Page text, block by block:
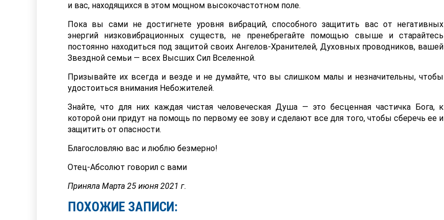
и вас, находящихся в этом мощном высокочастотном поле.
Пока вы сами не достигнете уровня вибраций, способного защитить вас от негативных
энергий низковибрационных существ, не пренебрегайте помощью свыше и старайтесь
постоянно находиться под защитой своих Ангелов-Хранителей, Духовных проводников, вашей
Звездной семьи — всех Высших Сил Вселенной.
Призывайте их всегда и везде и не думайте, что вы слишком малы и незначительны, чтобы
удостоиться внимания Небожителей.
Знайте, что для них каждая чистая человеческая Душа — это бесценная частичка Бога, к
которой они придут на помощь по первому ее зову и сделают все для того, чтобы сберечь ее и
защитить от опасности.
Благословляю вас и люблю безмерно!
Отец-Абсолют говорил с вами
Приняла Марта 25 июня 2021 г.
ПОХОЖИЕ ЗАПИСИ: